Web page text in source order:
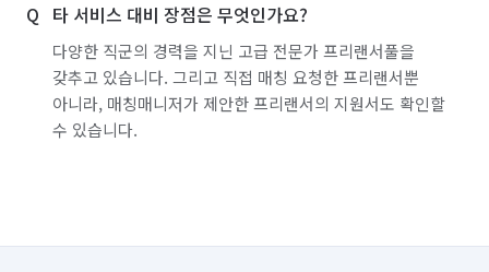
타 서비스 대비 장점은 무엇인가요?
다양한 직군의 경력을 지닌 고급 전문가 프리랜서풀을
갖추고 있습니다. 그리고 직접 매칭 요청한 프리랜서뿐
아니라, 매칭매니저가 제안한 프리랜서의 지원서도 확인할
수 있습니다.